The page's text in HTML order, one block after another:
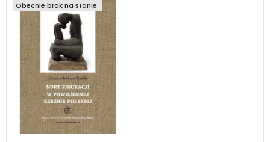
Obecnie brak na stanie